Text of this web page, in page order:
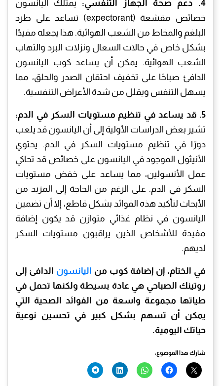
4. دعم صحة الجهاز التنفسي:
يمتلك اليانسون
خصائص مقشعة (expectorant) تساعد على طرد
البلغم والمخاط من الشعب الهوائية. هذا يجعله مفيدًا
بشكل خاص في حالات السعال ونزلات البرد والتهاب
الشعب الهوائية. يمكن أن يساعد كوب اليانسون
الدافئ صباحًا على تخفيف احتقان الصدر والحلق، مما
يسهل التنفس ويقلل من شدة الأعراض التنفسية.
5. قد يساعد في تنظيم مستويات السكر في الدم:
تشير بعض الدراسات الأولية إلى أن اليانسون قد يلعب
دورًا في تنظيم مستويات السكر في الدم. يحتوي
الأنيثول الموجود في اليانسون على خصائص قد تحاكي
عمل الأنسولين، مما يساعد على خفض مستويات
السكر في الدم. على الرغم من الحاجة إلى المزيد من
الأبحاث لتأكيد هذه الفوائد بشكل قاطع، إلا أن تضمين
اليانسون في نظام غذائي متوازن قد يكون إضافة
مفيدة للأشخاص الذين يراقبون مستويات السكر
لديهم.
في الختام، إن إضافة كوب من اليانسون الدافئ إلى
روتينك الصباحي هي عادة بسيطة ولكنها تحمل في
طياتها مجموعة واسعة من الفوائد الصحية التي
يمكن أن تسهم بشكل كبير في تحسين نوعية
حياتك اليومية.
شارك هذا الموضوع: